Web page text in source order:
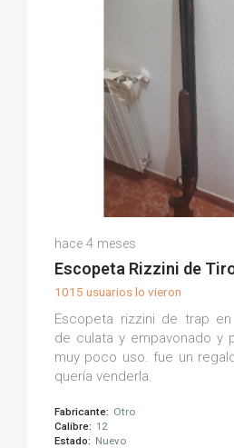
(0)
hace 4 meses
Escopeta Rizzini de
1015 usuarios lo vieron
Escopeta rizzini de trap
de culata y empavonado y
muy poco uso. fue un
quería venderla.
Fabricante: Otro
Calibre: 12
Estado: Nuevo